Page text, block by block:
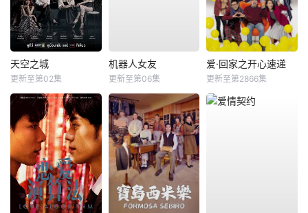
天空之城
更新至第02集
机器人女友
更新至第06集
爱·回家之开心速递
更新至第2866集